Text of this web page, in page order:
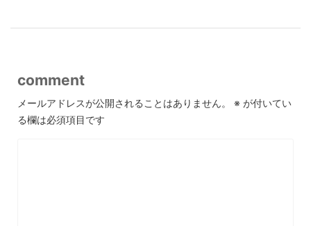
comment
メールアドレスが公開されることはありません。 ※ が付いてい
る欄は必須項目です